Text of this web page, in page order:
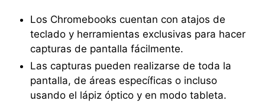
Los Chromebooks cuentan con atajos de
teclado y herramientas exclusivas para hacer
capturas de pantalla fácilmente.
Las capturas pueden realizarse de toda la
pantalla, de áreas específicas o incluso
usando el lápiz óptico y en modo tableta.